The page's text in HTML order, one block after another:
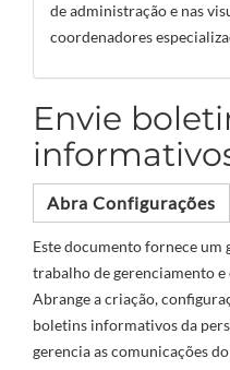
de administração e nas
coordenadores
Envie
Abra Configurações
Este documento fornece um
trabalho de gerenciamento
Abrange a criação,
boletins informativos da
gerencia as comunicações